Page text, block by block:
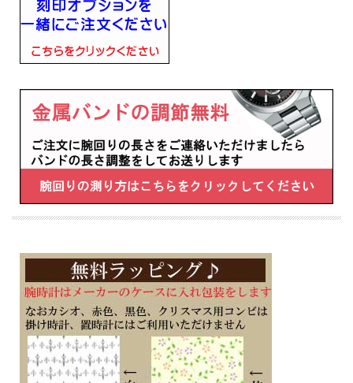
■月差±15秒
■日常生活用強化防水(10気圧)
■ステンレススチールケース
■カーブサファイアガラス(内面無反射コーティング)
■JIS一種耐磁
・らくらくアジャスト採用
・白蝶貝ダイヤル
■メーカーの正規国内保証書付き（3年間保証）